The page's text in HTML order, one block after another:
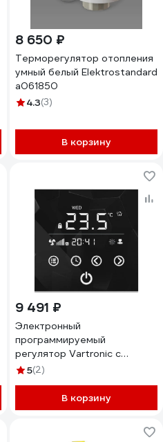
8 650 ₽
Терморегулятор отопления
умный белый Elektrostandard
a061850
4.3(3)
В корзину
9 491 ₽
Электронный
программируемый
регулятор Vartronic с
сенсорным дисплеем
5(2)
В корзину